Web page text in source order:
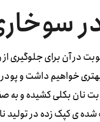
در آن برای
خواهیم داشت و
نان بکلی کشیده و به
شده ی کپک زده در